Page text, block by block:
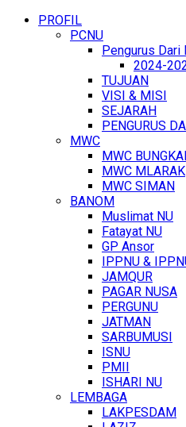
PROFIL
PCNU
Pengurus Dari
2024-
TUJUAN
VISI & MISI
SEJARAH
PENGURUS
MWC
MWC
MWC MLARAK
MWC SIMAN
BANOM
Muslimat NU
Fatayat NU
GP Ansor
IPPNU &
JAMQUR
PAGAR NUSA
PERGUNU
JATMAN
SARBUMUSI
ISNU
PMII
ISHARI NU
LEMBAGA
LAKPESDAM